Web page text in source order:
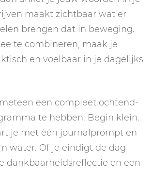
maakt zichtbaar wat er
brengen dat in beweging.
te combineren, maak je
en voelbaar in je dagelijks
een compleet ochtend-
te hebben. Begin klein.
je met één journalprompt en
water. Of je eindigt de dag
dankbaarheidsreflectie en een